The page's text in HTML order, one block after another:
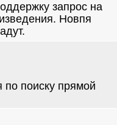
запрос на
Новпя
поиску прямой